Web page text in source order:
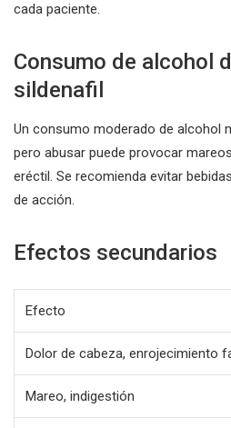
cada paciente.
Consumo de alcohol
sildenafil
Un consumo moderado de alcohol
pero abusar puede provocar
eréctil. Se recomienda evitar
de acción.
Efectos secundarios
Efecto
Dolor de cabeza, enrojecimiento
Mareo, indigestión